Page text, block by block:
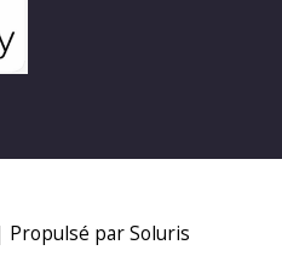
Propulsé par Soluris